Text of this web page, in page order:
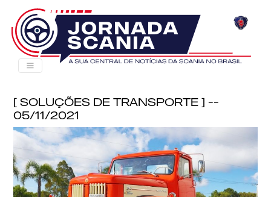
[ Soluções de Transporte ] --
05/11/2021